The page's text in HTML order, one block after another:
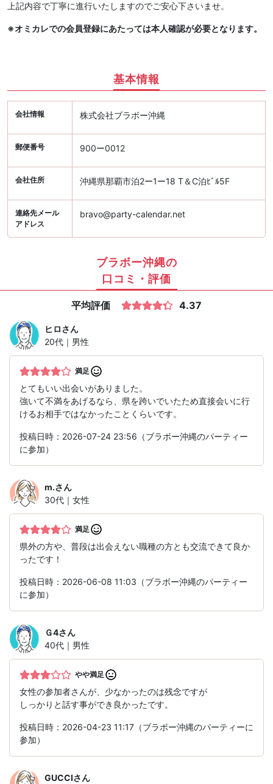
上記内容で丁寧に進行いたしますのでご安心下さいませ。
※オミカレでの会員登録にあたっては本人確認が必要となります。
基本情報
会社情報 株式会社ブラボー沖縄
郵便番号 900ー0012
会社住所 沖縄県那覇市泊2ー1ー18 T＆C泊ﾋﾞﾙ5F
連絡先メール
アドレス
bravo@party-calendar.net
ブラボー沖縄の
口コミ・評価
平均評価 4.37
ヒロさん
20代｜男性
満足
とてもいい出会いがありました。
強いて不満をあげるなら、県を跨いでいたため直接会いに行
けるお相手ではなかったことくらいです。
投稿日時：2026-07-24 23:56（ブラボー沖縄のパーティー
に参加）
m.さん
30代｜女性
満足
県外の方や、普段は出会えない職種の方とも交流できて良か
ったです！
投稿日時：2026-06-08 11:03（ブラボー沖縄のパーティー
に参加）
Ｇ4さん
40代｜男性
やや満足
女性の参加者さんが、少なかったのは残念ですが
しっかりと話す事ができ良かったです。
投稿日時：2026-04-23 11:17（ブラボー沖縄のパーティーに
参加）
GUCCIさん